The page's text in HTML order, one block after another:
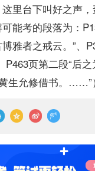
里台下叫好之声，
考的段落为：
雅者之戒云。”、
页第二段“后之
生允修借书。……”）